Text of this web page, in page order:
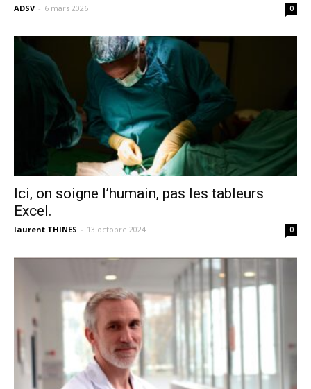
ADSV - 6 mars 2026 0
Ici, on soigne l’humain, pas les tableurs
Excel.
laurent THINES - 13 octobre 2024 0